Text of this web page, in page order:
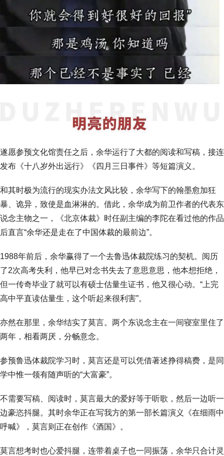
遂愿参预文化馆责任之后，余华运行了大都的阅读和写稿，接连
发布《十八岁外出远行》《四月三日事件》等短篇演义。
和其时极为流行的现实办法文风比较，余华写下的翰墨愈加狂
暴、诡异，致使是血淋淋的。借此，余华成为前卫作者的代表东
说念主物之一，《北京体裁》时任副主编的李陀在看过他的作品
后直言“余华还是走在了中国体裁的最前边”。
1988年前后，余华赢得了一个去鲁迅体裁院练习的契机。阅历
了2次高考失利，他早已对念书失去了意思意思，他本想拒绝，
但一传奇毕业了就可以有硕士估量生证书，他又很心动。“上完
高中平直读估量生，这个听起来很利害”。
亦然在那里，余华结实了莫言。两个东说念主在一间寝室里住了
两年，相看两厌，分畅意念。
参预鲁迅体裁院学习时，莫言还是可以凭借著述挣得稿费，是同
学中惟一领有随声听的“大富豪”。
不需要写稿、阅读时，莫言最大的爱好等于听歌，然后一边听一
边豪恣抖腿。其时余华正在写我方的第一部长篇演义《在细雨中
呼喊》，莫言则正在创作《酒国》。
莫言想考时也心爱抖腿，连带着桌子也一同振荡，余华只合计灵